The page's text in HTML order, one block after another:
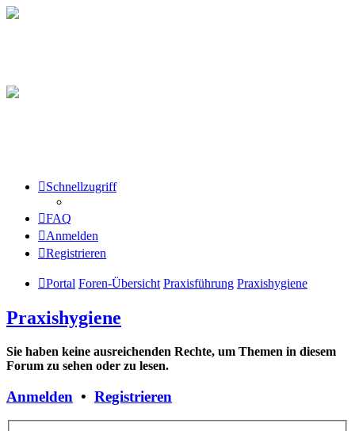
Schnellzugriff
FAQ
Anmelden
Registrieren
Portal Foren-Übersicht Praxisführung Praxishygiene
Praxishygiene
Sie haben keine ausreichenden Rechte, um Themen in diesem
Forum zu sehen oder zu lesen.
Anmelden • Registrieren